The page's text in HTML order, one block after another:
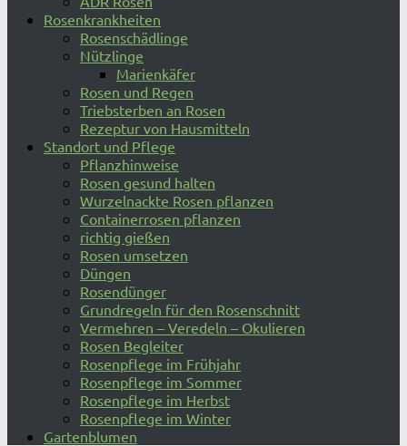
Rosenkrankheiten
Rosenschädlinge
Nützlinge
Marienkäfer
Rosen und Regen
Triebsterben an Rosen
Rezeptur von Hausmitteln
Standort und Pflege
Pflanzhinweise
Rosen gesund halten
Wurzelnackte Rosen pflanzen
Containerrosen pflanzen
richtig gießen
Rosen umsetzen
Düngen
Rosendünger
Grundregeln für den Rosenschnitt
Vermehren – Veredeln – Okulieren
Rosen Begleiter
Rosenpflege im Frühjahr
Rosenpflege im Sommer
Rosenpflege im Herbst
Rosenpflege im Winter
Gartenblumen